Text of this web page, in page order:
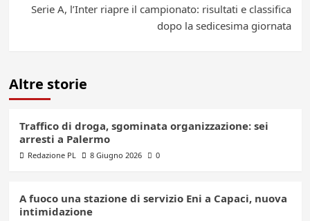
Serie A, l’Inter riapre il campionato: risultati e classifica
dopo la sedicesima giornata
Altre storie
Traffico di droga, sgominata organizzazione: sei
arresti a Palermo
Redazione PL 8 Giugno 2026 0
A fuoco una stazione di servizio Eni a Capaci, nuova
intimidazione